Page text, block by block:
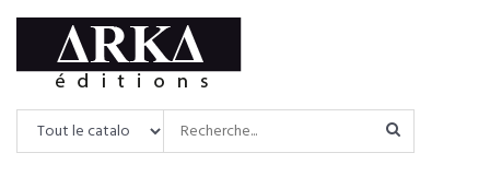
CATALOGUE
MENU